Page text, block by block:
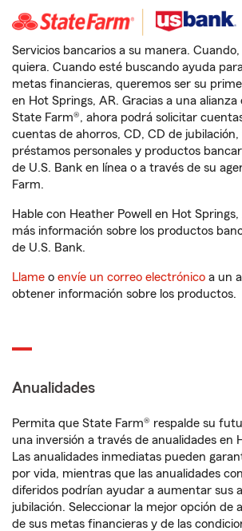
Servicios bancarios a su manera.
quiera. Cuando esté buscando ayuda
metas financieras, queremos ser su
en Hot Springs, AR. Gracias a una
State Farm®, ahora podrá solicitar
cuentas de ahorros, CD, CD de
préstamos personales y productos
de U.S. Bank en línea o a través de su
Farm.
Hable con Heather Powell en Hot
más información sobre los productos
de U.S. Bank.
Llame o envíe un correo electrónico a un
obtener información sobre los productos.
Anualidades
Permita que State Farm® respalde su
una inversión a través de anualidades en
Las anualidades inmediatas pueden
por vida, mientras que las anualidades
diferidos podrían ayudar a aumentar sus
jubilación. Seleccionar la mejor opción de
de sus metas financieras y de las